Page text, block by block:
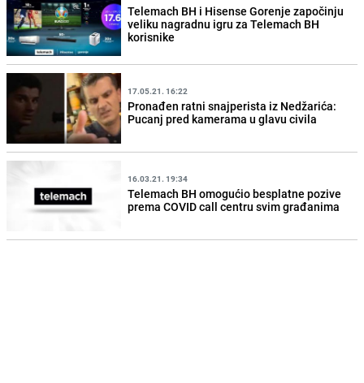
Telemach BH i Hisense Gorenje započinju
veliku nagradnu igru za Telemach BH
korisnike
17.05.21. 16:22
Pronađen ratni snajperista iz Nedžarića:
Pucanj pred kamerama u glavu civila
16.03.21. 19:34
Telemach BH omogućio besplatne pozive
prema COVID call centru svim građanima